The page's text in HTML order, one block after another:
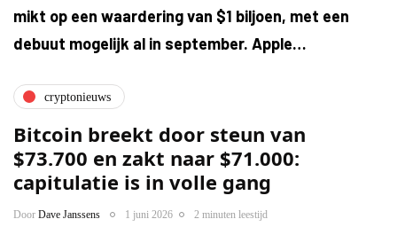
mikt op een waardering van $1 biljoen, met een
debuut mogelijk al in september. Apple…
cryptonieuws
Bitcoin breekt door steun van
$73.700 en zakt naar $71.000:
capitulatie is in volle gang
Door Dave Janssens 1 juni 2026 2 minuten leestijd